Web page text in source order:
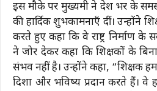
इस मौके पर मुख्यमंत्री ने देश भर के
की हार्दिक शुभकामनाएँ दीं।उन्होंने
करते हुए कहा कि वे राष्ट्र निर्माण
ने जोर देकर कहा कि शिक्षकों के
संभव नहीं है। उन्होंने कहा, “शिक्षक
दिशा और भविष्य प्रदान करते हैं। वे